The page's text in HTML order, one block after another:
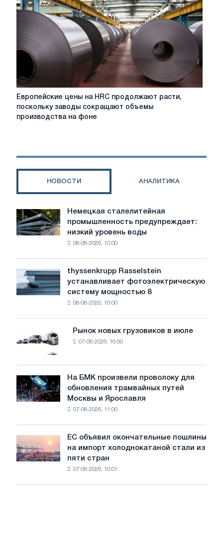
Европейские
на
поскольку
на
фоне
ухудшения
импорту
Европейские цены на HRC продолжают расти,
поскольку заводы сокращают объемы
производства на фоне
НОВОСТИ АНАЛИТИКА
Немецкая
сталелитейная
промышленность
предупреждает:
воды
угрожает
Немецкая сталелитейная
промышленность предупреждает:
низкий уровень воды
08-08-2026, 10:00
thyssenkrupp
Rasselstein
устанавливает
фотоэлектрическую
целей
обезуглероживания
thyssenkrupp Rasselstein
устанавливает фотоэлектрическую
систему мощностью 8
08-08-2026, 10:00
Рынок
новых
грузовиков
в
июле
Рынок новых грузовиков в июле
07-08-2026, 16:00
На
БМК
произвели
трамвайных
путей
Ярославля
На БМК произвели проволоку для
обновления трамвайных путей
Москвы и Ярославля
07-08-2026, 11:00
объявил
окончательные
ЕС объявил окончательные пошлины
на импорт холоднокатаной стали из
пяти стран
07-08-2026, 10:01